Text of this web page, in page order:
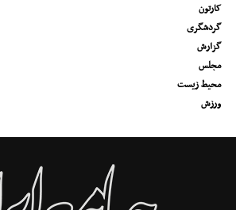
کارتون
گردشگری
گزارش
مجلس
محیط زیست
ورزش